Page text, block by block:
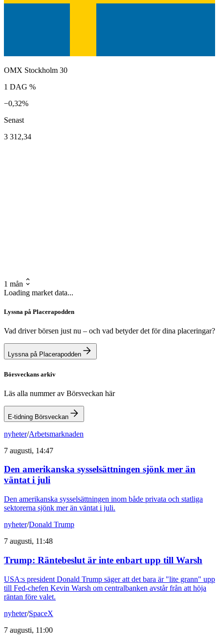
OMX Stockholm 30
1 DAG %
−0,32%
Senast
3 312,34
1 mån
Loading market data...
Lyssna på Placerapodden
Vad driver börsen just nu – och vad betyder det för dina placeringar?
Lyssna på Placerapodden
Börsveckans arkiv
Läs alla nummer av Börsveckan här
E-tidning Börsveckan
nyheter/Arbetsmarknaden
7 augusti, 14:47
Den amerikanska sysselsättningen sjönk mer än
väntat i juli
Den amerikanska sysselsättningen inom både privata och statliga
sektorerna sjönk mer än väntat i juli.
nyheter/Donald Trump
7 augusti, 11:48
Trump: Räntebeslut är inte enbart upp till Warsh
USA:s president Donald Trump säger att det bara är "lite grann" upp
till Fed-chefen Kevin Warsh om centralbanken avstår från att höja
räntan före valet.
nyheter/SpaceX
7 augusti, 11:00